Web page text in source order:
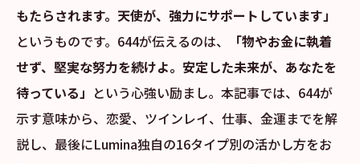
もたらされます。天使が、強力にサポートしています」
というものです。644が伝えるのは、
「物やお金に執着
せず、堅実な努力を続けよ。安定した未来が、あなたを
待っている」 という心強い励まし。本記事では、644が
示す意味から、恋愛、ツインレイ、仕事、金運までを解
説し、最後にLumina独自の16タイプ別の活かし方をお